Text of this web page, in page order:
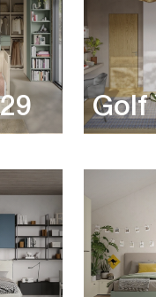
Golf